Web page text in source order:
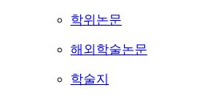
학위논문
해외학술논문
학술지